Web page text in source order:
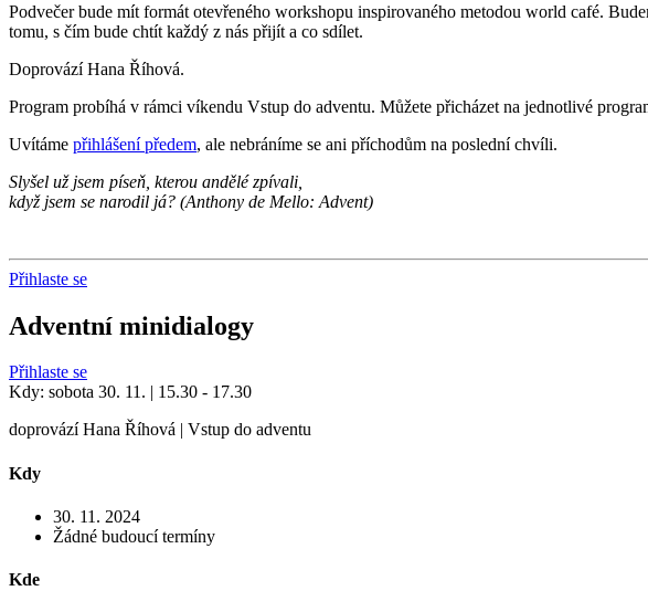
Podvečer bude mít formát otevřeného workshopu inspirovaného metodou world café.
tomu, s čím bude chtít každý z nás přijít a co sdílet.
Doprovází Hana Říhová.
Program probíhá v rámci víkendu Vstup do adventu. Můžete přicházet na jednotlivé
Uvítáme přihlášení předem, ale nebráníme se ani příchodům na poslední chvíli.
Slyšel už jsem píseň, kterou andělé zpívali,
když jsem se narodil já? (Anthony de Mello: Advent)
Přihlaste se
Adventní minidialogy
Přihlaste se
Kdy: sobota 30. 11. | 15.30 - 17.30
doprovází Hana Říhová | Vstup do adventu
Kdy
30. 11. 2024
Žádné budoucí termíny
Kde